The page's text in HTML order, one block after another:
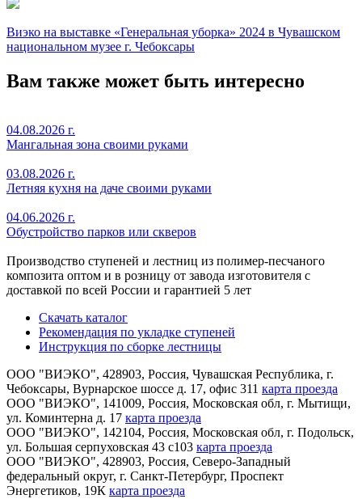
Виэко на выставке «Генеральная уборка» 2024 в Чувашском
национальном музее г. Чебоксары
Вам также может быть интересно
04.08.2026 г.
Мангальная зона своими руками
03.08.2026 г.
Летняя кухня на даче своими руками
04.06.2026 г.
Обустройство парков или скверов
Производство ступеней и лестниц из полимер-песчаного
композита оптом и в розницу от завода изготовителя с
доставкой по всей России и гарантией 5 лет
Скачать каталог
Рекомендация по укладке ступеней
Инструкция по сборке лестницы
ООО "ВИЭКО", 428903, Россия, Чувашская Республика, г.
Чебоксары, Вурнарское шоссе д. 17, офис 311 карта проезда
ООО "ВИЭКО", 141009, Россия, Московская обл, г. Мытищи,
ул. Коминтерна д. 17 карта проезда
ООО "ВИЭКО", 142104, Россия, Московская обл, г. Подольск,
ул. Большая серпуховская 43 с103 карта проезда
ООО "ВИЭКО", 428903, Россия, Северо-Западный
федеральный округ, г. Санкт-Петербург, Проспект
Энергетиков, 19К карта проезда